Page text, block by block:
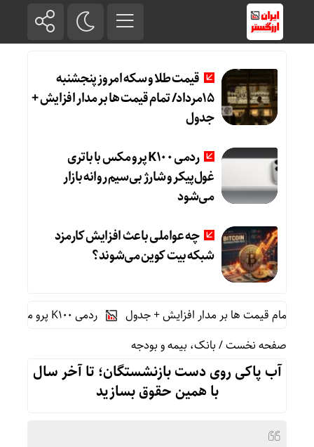
قیمت طلا و سکه امروز پنجشنبه
15مرداد/ تمام قیمت ها بر مدار افزایش +
جدول
ردمی K100 پرو مکس با باتری
غول‌پیکر و شارژ بی‌سیم روانه بازار
می‌شود
چه عواملی باعث افزایش کارمزد
شبکه بیت کوین می‌شوند؟
ردمی K100 پرو مکس با باتری غول‌پیکر و شارژ بی‌سیم روانه بازار می‌شود
صفحه نخست/بانک، بیمه و بودجه
آب پاکی روی دست بازنشستگان؛ تا آخر سال
با همین حقوق بسازید